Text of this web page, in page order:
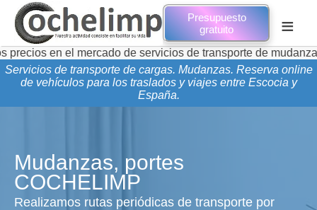
Presupuesto
gratuito
≡
el mercado de servicios de transporte de mudanzas y
Servicios de transporte de cargas. Mudanzas. Reserva online
de vehículos para los traslados y viajes entre Escocia y
España.
Mudanzas, portes
COCHELIMP
Realizamos rutas periódicas de transporte por